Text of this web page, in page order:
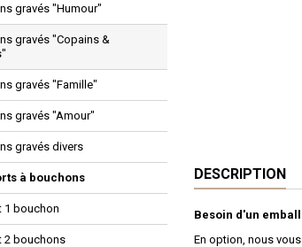
gravés "Humour"
gravés "Copains &
gravés "Famille"
gravés "Amour"
gravés divers
à bouchons
1 bouchon
2 bouchons
DESCRIPTION
Besoin d'un
En option, nous